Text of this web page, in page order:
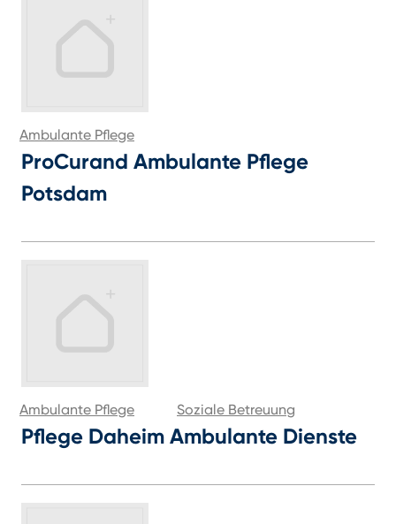
Ambulante Pflege
ProCurand Ambulante Pflege
Potsdam
Ambulante Pflege Soziale Betreuung
Pflege Daheim Ambulante Dienste